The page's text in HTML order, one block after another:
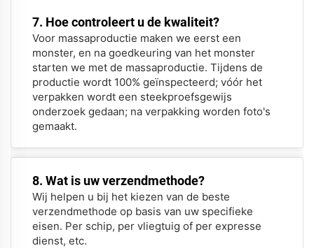
7. Hoe controleert u de kwaliteit?
Voor massaproductie maken we eerst een
monster, en na goedkeuring van het monster
starten we met de massaproductie. Tijdens de
productie wordt 100% geïnspecteerd; vóór het
verpakken wordt een steekproefsgewijs
onderzoek gedaan; na verpakking worden foto's
gemaakt.
8. Wat is uw verzendmethode?
Wij helpen u bij het kiezen van de beste
verzendmethode op basis van uw specifieke
eisen. Per schip, per vliegtuig of per expresse
dienst, etc.